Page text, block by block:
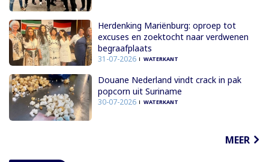
Herdenking Mariënburg: oproep tot
excuses en zoektocht naar verdwenen
begraafplaats
31-07-2026 WATERKANT
Douane Nederland vindt crack in pak
popcorn uit Suriname
30-07-2026 WATERKANT
MEER